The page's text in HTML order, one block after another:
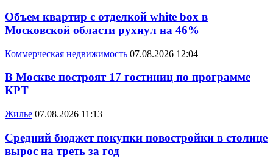
Объем квартир с отделкой white box в
Московской области рухнул на 46%
Коммерческая недвижимость 07.08.2026 12:04
В Москве построят 17 гостиниц по программе
КРТ
Жилье 07.08.2026 11:13
Средний бюджет покупки новостройки в столице
вырос на треть за год